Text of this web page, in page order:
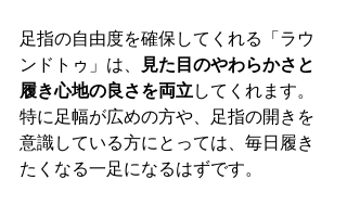
足指の自由度を確保してくれる「ラウ
ンドトゥ」は、
見た目のやわらかさと
履き心地の良さを両立してくれます。
特に足幅が広めの方や、足指の開きを
意識している方にとっては、毎日履き
たくなる一足になるはずです。